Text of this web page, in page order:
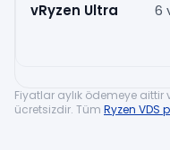
vRyzen Ultra 6
Fiyatlar aylık ödemeye aittir
ücretsizdir. Tüm Ryzen VDS